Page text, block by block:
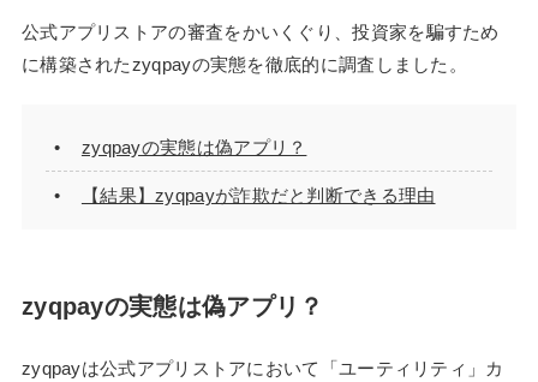
公式アプリストアの審査をかいくぐり、投資家を騙すため
に構築されたzyqpayの実態を徹底的に調査しました。
zyqpayの実態は偽アプリ？
【結果】zyqpayが詐欺だと判断できる理由
zyqpayの実態は偽アプリ？
zyqpayは公式アプリストアにおいて「ユーティリティ」カ